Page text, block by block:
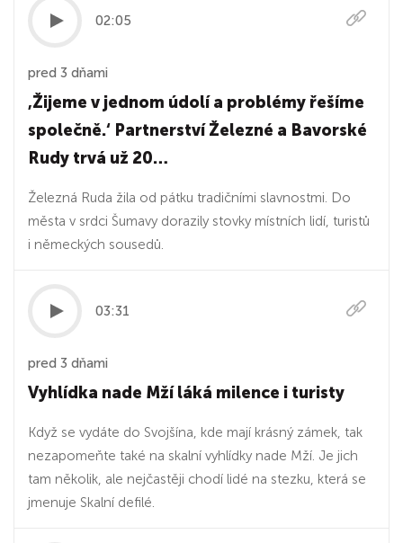
02:05
pred 3 dňami
‚Žijeme v jednom údolí a problémy řešíme
společně.‘ Partnerství Železné a Bavorské
Rudy trvá už 20…
Železná Ruda žila od pátku tradičními slavnostmi. Do
města v srdci Šumavy dorazily stovky místních lidí, turistů
i německých sousedů.
03:31
pred 3 dňami
Vyhlídka nade Mží láká milence i turisty
Když se vydáte do Svojšína, kde mají krásný zámek, tak
nezapomeňte také na skalní vyhlídky nade Mží. Je jich
tam několik, ale nejčastěji chodí lidé na stezku, která se
jmenuje Skalní defilé.